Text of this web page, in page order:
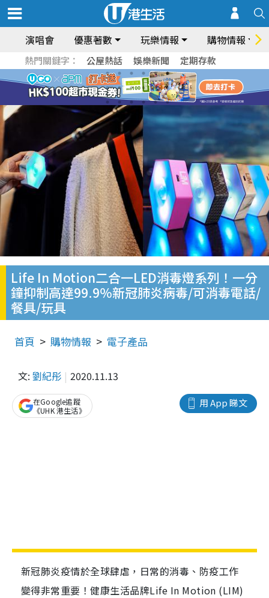
演唱會 優惠著數 玩樂情報 購物情報
熱門關鍵字： 公屋熱話 娛樂新聞 定期存款
Life In Motion二合一LED消毒燈系列！一分
鐘抑制高達99.9％新冠肺炎病毒/可消毒電話/
餐具/玩具
首頁 購物情報 電子產品
文: 劉紀彤 2020.11.13
用 App 睇文
在Google追蹤
《UHK 港生活》
新冠肺炎疫情於全球肆虐，日常的消毒、防疫工作
變得非常重要！健康生活品牌Life In Motion (LIM)